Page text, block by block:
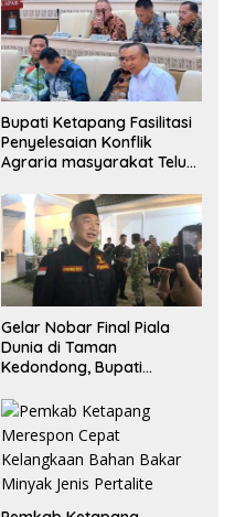
Bupati Ketapang Fasilitasi
Penyelesaian Konflik
Agraria masyarakat Teluk
Bersama Komisi II DPR RI
Gelar Nobar Final Piala
Dunia di Taman
Kedondong, Bupati
Argentina Juara!